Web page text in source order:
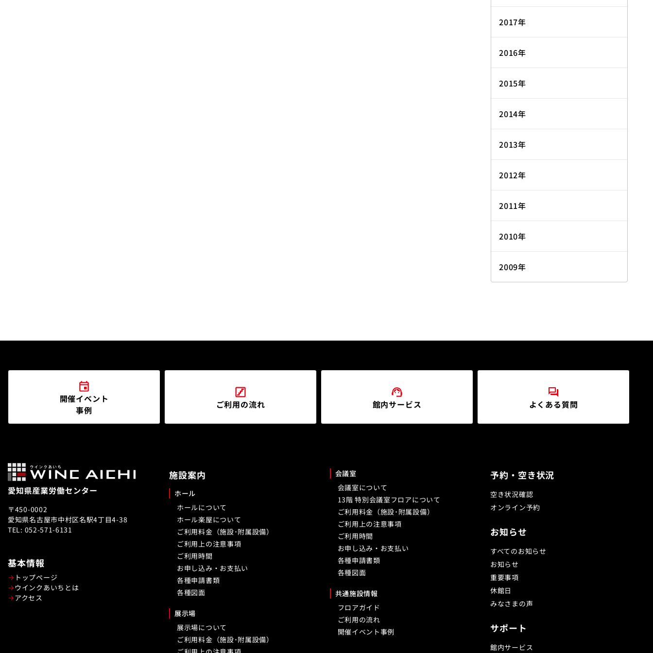
2017年
2016年
2015年
2014年
2013年
2012年
2011年
2010年
2009年
開催イベント
事例
ご利用の流れ 館内サービス よくある質問
〒450-0002
愛知県名古屋市中村区名駅4丁目4-38
TEL: 052-571-6131
基本情報
トップページ
ウインクあいちとは
アクセス
施設案内
ホール
ホールについて
ホール楽屋について
ご利用料金（施設･附属設備）
ご利用上の注意事項
ご利用時間
お申し込み・お支払い
各種申請書類
各種図面
展示場
展示場について
ご利用料金（施設･附属設備）
会議室
会議室について
13階 特別会議室フロアについて
ご利用料金（施設･附属設備）
ご利用上の注意事項
ご利用時間
お申し込み・お支払い
各種申請書類
各種図面
共通施設情報
フロアガイド
ご利用の流れ
開催イベント事例
予約・空き状況
空き状況確認
オンライン予約
お知らせ
すべてのお知らせ
お知らせ
重要事項
休館日
みなさまの声
サポート
館内サービス